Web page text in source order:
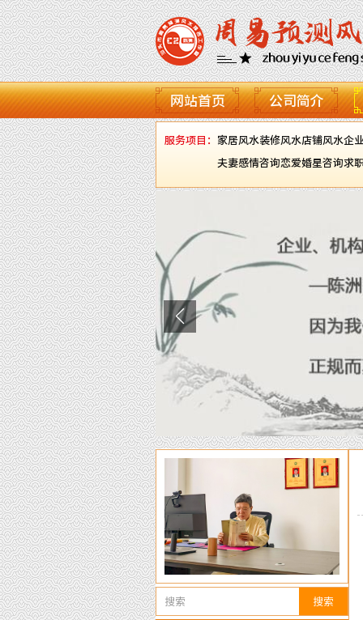
网站首页 公司简介
服务项目： 家居风水装修风水店铺风水企
夫妻感情咨询恋爱婚星咨询求
搜索